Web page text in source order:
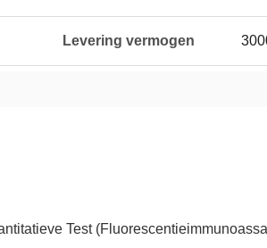
Levering vermogen
Test